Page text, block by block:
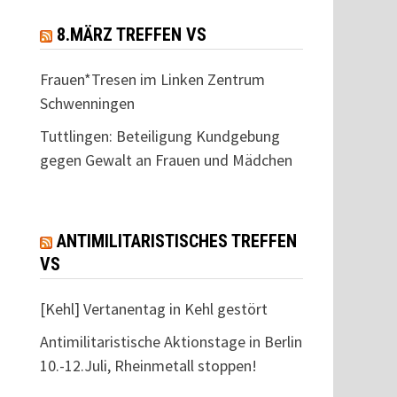
8.MÄRZ TREFFEN VS
Frauen*Tresen im Linken Zentrum
Schwenningen
Tuttlingen: Beteiligung Kundgebung
gegen Gewalt an Frauen und Mädchen
ANTIMILITARISTISCHES TREFFEN
VS
[Kehl] Vertanentag in Kehl gestört
Antimilitaristische Aktionstage in Berlin
10.-12.Juli, Rheinmetall stoppen!